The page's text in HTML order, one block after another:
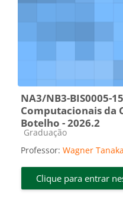
NA3/NB3-BIS0005-
Computacionais da
Botelho - 2026.2
Categoria do curso
Graduação
Professor: Wagner
Clique para entrar